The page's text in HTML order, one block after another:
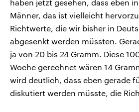
haben jetzt gesehen, dass eben
Männer, das ist vielleicht
Richtwerte, die wir bisher in
abgesenkt werden müssten.
ja von 20 bis 24 Gramm. Diese
Woche gerechnet wären 14
wird deutlich, dass eben gerade
diskutiert werden müsste, die